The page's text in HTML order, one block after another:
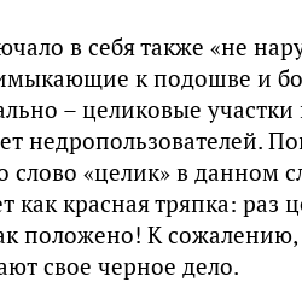
в себя также «не
к подошве и
– целиковые
недропользователей.
«целик» в данном
красная тряпка: раз
положено! К сожалению,
свое черное дело.